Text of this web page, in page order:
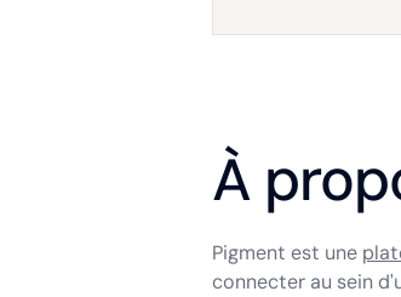
À
Pigment est une
connecter au sein